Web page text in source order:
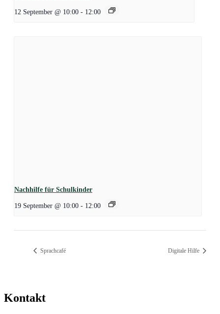
12 September @ 10:00 - 12:00
Nachhilfe für Schulkinder
19 September @ 10:00 - 12:00
Sprachcafé Digitale Hilfe
Kontakt